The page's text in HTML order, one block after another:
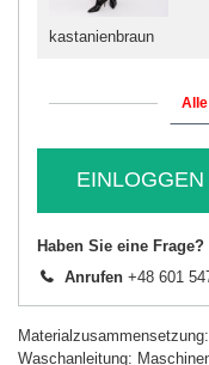
kastanienbraun
Haben Sie eine
Anrufen +48 601
Waschanleitung: